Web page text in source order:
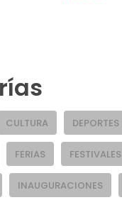
CULTURA DEPORTES
FERIAS FESTIVALES
INAUGURACIONES